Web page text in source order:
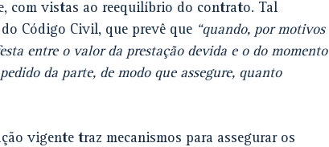
com vistas ao reequilíbrio do contrato. Tal
Código Civil, que prevê que “quando, por motivos
entre o valor da prestação devida e o do momento
da parte, de modo que assegure, quanto
vigente traz mecanismos para assegurar os